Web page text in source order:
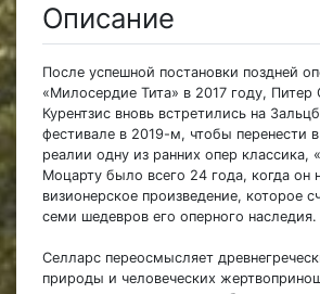
Описание
После успешной постановки поздней
«Милосердие Тита» в 2017 году, Питер
Курентзис вновь встретились на
фестивале в 2019-м, чтобы перенести
реалии одну из ранних опер классика,
Моцарту было всего 24 года, когда он
визионерское произведение, которое
семи шедевров его оперного наследия.
Селларс переосмысляет
природы и человеческих